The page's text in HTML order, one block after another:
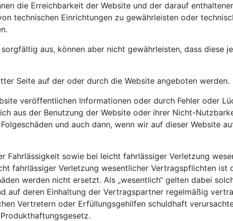
die Erreichbarkeit der Website und der darauf
technischen Einrichtungen zu gewährleisten oder
aus, können aber nicht gewährleisten, dass diese
Seite auf der oder durch die Website angeboten werden.
veröffentlichen Informationen oder durch Fehler oder
aus der Benutzung der Website oder ihrer Nicht-
und auch dann, wenn wir auf dieser Website
sowie bei leicht fahrlässiger Verletzung
fahrlässiger Verletzung wesentlicher Vertragspflichten
werden nicht ersetzt. Als „wesentlich“ gelten dabei
auf deren Einhaltung der Vertragspartner regelmäßig
Vertretern oder Erfüllungsgehilfen schuldhaft